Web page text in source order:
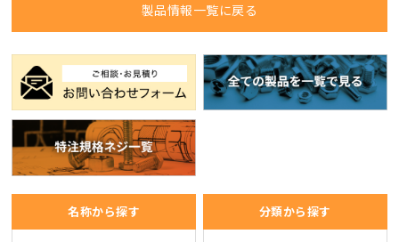
製品情報一覧に戻る
名称から探す 分類から探す